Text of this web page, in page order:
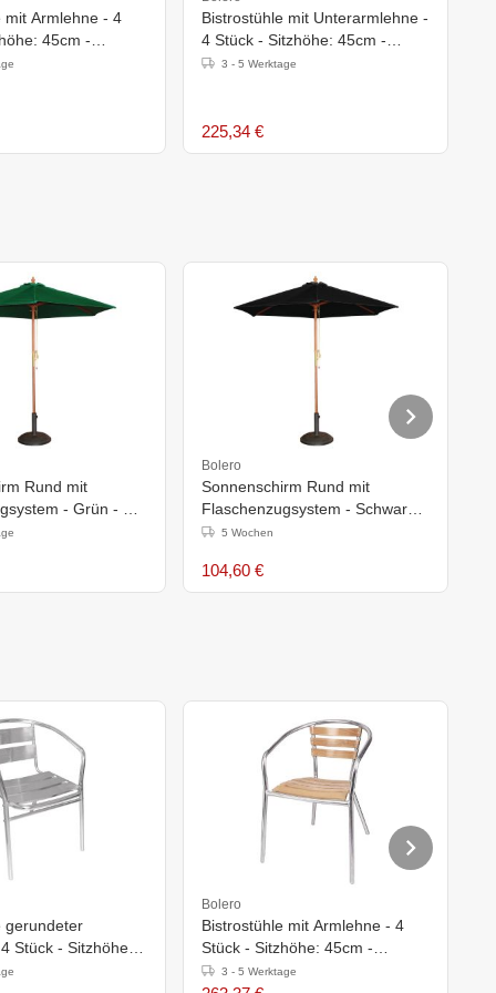
mit Armlehne - 4
45cm -
- Naturell
Bistrostühle mit Unterarmlehne -
4 Stück - Sitzhöhe: 45cm -
Aluminium
3 - 5 Werktage
225,34 €
Rund mit
- Grün - Ø
Bolero
Sonnenschirm Rund mit
Flaschenzugsystem - Schwarz -
Ø 3 Meter
5 Wochen
104,60 €
gerundeter
Stück - Sitzhöhe:
Bolero
Bistrostühle mit Armlehne - 4
Stück - Sitzhöhe: 45cm -
Aluminium/Eschenholz
3 - 5 Werktage